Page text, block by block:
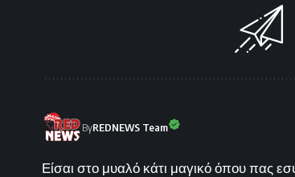
ByREDNEWS Team
Είσαι στο μυαλό κάτι μαγικό όπου πας